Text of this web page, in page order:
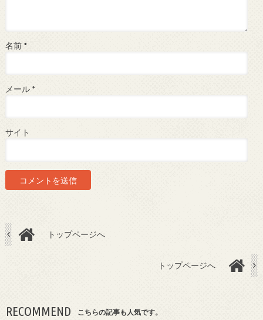
名前 *
メール *
サイト
トップページへ
トップページへ
RECOMMEND こちらの記事も人気です。